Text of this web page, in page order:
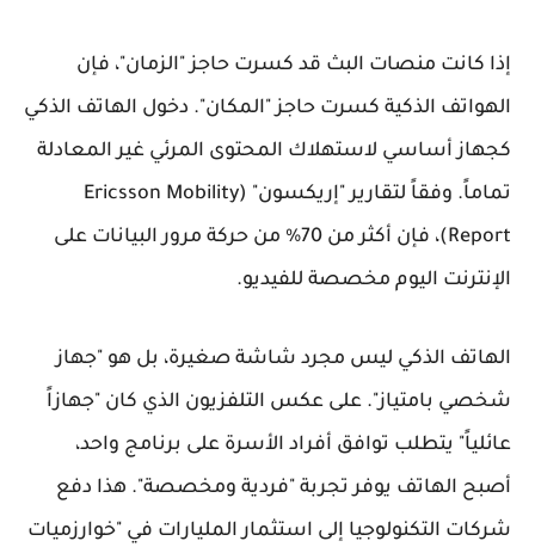
إذا كانت منصات البث قد كسرت حاجز "الزمان"، فإن
الهواتف الذكية كسرت حاجز "المكان". دخول الهاتف الذكي
كجهاز أساسي لاستهلاك المحتوى المرئي غير المعادلة
تماماً. وفقاً لتقارير "إريكسون" (Ericsson Mobility
Report)، فإن أكثر من 70% من حركة مرور البيانات على
الإنترنت اليوم مخصصة للفيديو.
الهاتف الذكي ليس مجرد شاشة صغيرة، بل هو "جهاز
شخصي بامتياز". على عكس التلفزيون الذي كان "جهازاً
عائلياً" يتطلب توافق أفراد الأسرة على برنامج واحد،
أصبح الهاتف يوفر تجربة "فردية ومخصصة". هذا دفع
شركات التكنولوجيا إلى استثمار المليارات في "خوارزميات